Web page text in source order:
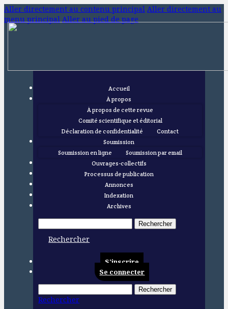
Aller directement au contenu principal Aller directement au
menu principal Aller au pied de page
Accueil
À propos
À propos de cette revue
Comité scientifique et éditorial
Déclaration de confidentialité
Contact
Soumission
Soumission en ligne
Soumission par email
Ouvrages-collectifs
Processus de publication
Annonces
Indexation
Archives
Rechercher
Rechercher
S'inscrire
Se connecter
Rechercher
Rechercher